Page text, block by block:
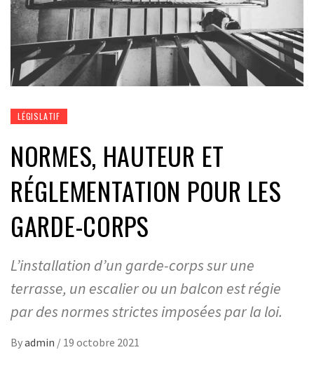
LÉGISLATIF
NORMES, HAUTEUR ET
RÉGLEMENTATION POUR LES
GARDE-CORPS
L’installation d’un garde-corps sur une
terrasse, un escalier ou un balcon est régie
par des normes strictes imposées par la loi.
Byadmin / 19 octobre 2021